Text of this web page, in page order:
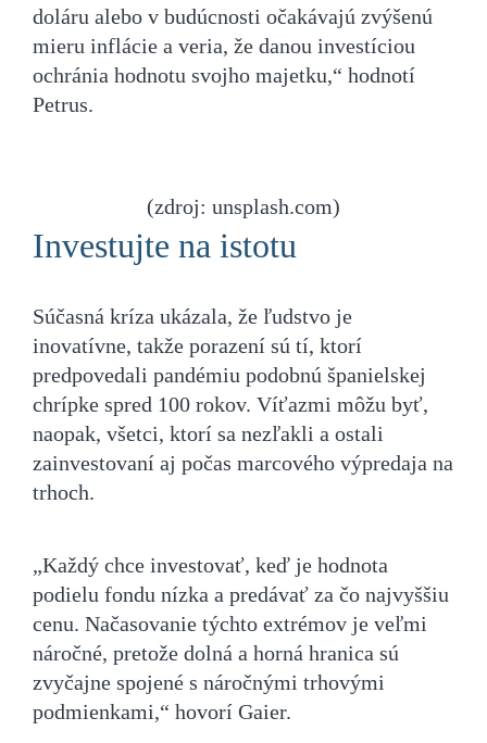
doláru alebo v budúcnosti očakávajú zvýšenú
mieru inflácie a veria, že danou investíciou
ochránia hodnotu svojho majetku,“ hodnotí
Petrus.
(zdroj: unsplash.com)
Investujte na istotu
Súčasná kríza ukázala, že ľudstvo je
inovatívne, takže porazení sú tí, ktorí
predpovedali pandémiu podobnú španielskej
chrípke spred 100 rokov. Víťazmi môžu byť,
naopak, všetci, ktorí sa nezľakli a ostali
zainvestovaní aj počas marcového výpredaja na
trhoch.
„Každý chce investovať, keď je hodnota
podielu fondu nízka a predávať za čo najvyššiu
cenu. Načasovanie týchto extrémov je veľmi
náročné, pretože dolná a horná hranica sú
zvyčajne spojené s náročnými trhovými
podmienkami,“ hovorí Gaier.